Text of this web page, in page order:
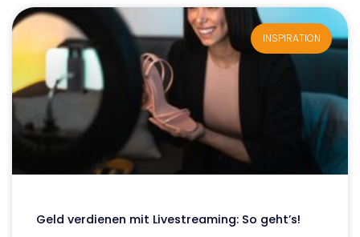
INSPIRATION
Geld verdienen mit Livestreaming: So geht’s!